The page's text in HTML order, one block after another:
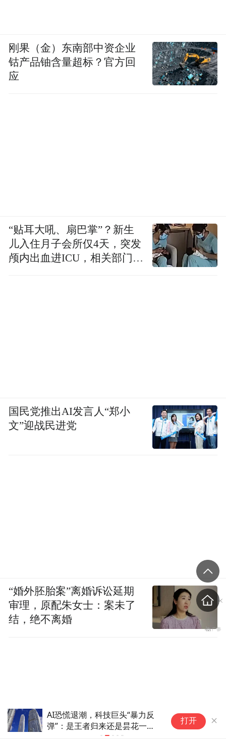
AI恐慌退潮，科技巨头“暴力反
弹”：是王者归来还是昙花一
打开
刚果（金）东南部中资企业
钴产品铀含量超标？官方回
应
“贴耳大吼、扇巴掌”？新生
儿入住月子会所仅4天，突发
颅内出血进ICU，相关部门已
国民党推出AI发言人“郑小
文”迎战民进党
“婚外胚胎案”离婚诉讼延期
审理，原配朱女士：案未了
结，绝不离婚